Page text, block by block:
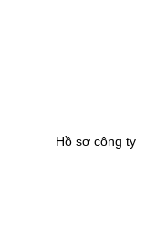
Hồ sơ công ty